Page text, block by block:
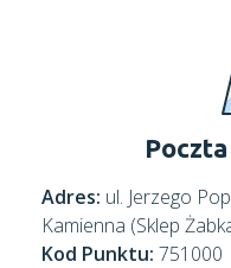
Adres: ul. Jerzego
Kamienna (Sklep
Kod Punktu: 751000